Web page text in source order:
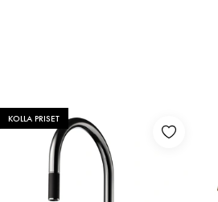
KOLLA PRISET